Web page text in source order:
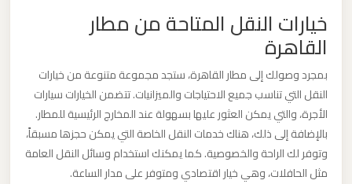
خيارات النقل المتاحة من مطار
القاهرة
بمجرد وصولك إلى مطار القاهرة، ستجد مجموعة متنوعة من خيارات
النقل التي تناسب جميع الاحتياجات والميزانيات. تتضمن الخيارات سيارات
الأجرة، والتي يمكن العثور عليها بسهولة عند المخارج الرئيسية للمطار.
بالإضافة إلى ذلك، هناك خدمات النقل الخاصة التي يمكن حجزها مسبقاً،
وتوفر لك الراحة والخصوصية. كما يمكنك استخدام وسائل النقل العامة
مثل الحافلات، وهي خيار اقتصادي ومتوفر على مدار الساعة.
العرب
الدولي
ليموزين
مطار
العرب
الاسكندرية